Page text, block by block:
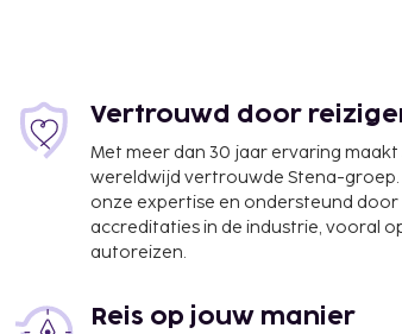
Vertrouwd door
Met meer dan 30 jaar ervaring maakt
wereldwijd vertrouwde Stena-
onze expertise en ondersteund
accreditaties in de industrie, vooral
autoreizen.
Reis op jouw manier